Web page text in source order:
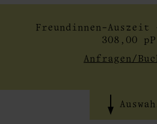
Freundinnen-Auszeit
308,00 pP
Anfragen/